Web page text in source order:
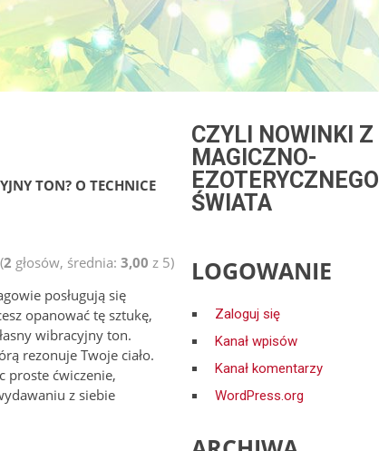
TON? O TECHNICE
(2 głosów, średnia:3,00 z 5)
posługują się
opanować tę sztukę,
wibracyjny ton.
rezonuje Twoje ciało.
proste ćwiczenie,
z siebie
CZYLI NOWINKI Z
MAGICZNO-
EZOTERYCZNEGO
ŚWIATA
LOGOWANIE
Zaloguj się
Kanał wpisów
Kanał komentarzy
WordPress.org